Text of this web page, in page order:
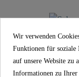
Wir verwenden
Funktionen für soziale
auf unsere Website zu
Informationen zu Ihrer